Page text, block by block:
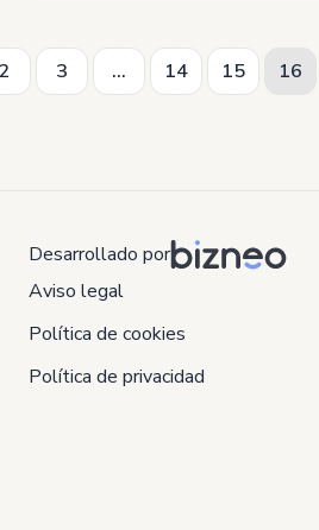
2 3 ... 14 15 16
Desarrollado por
Aviso legal
Política de cookies
Política de privacidad